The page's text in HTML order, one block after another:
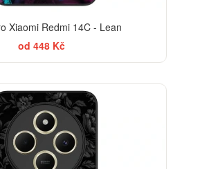
Xiaomi Redmi 14C - Lean
od 448 Kč